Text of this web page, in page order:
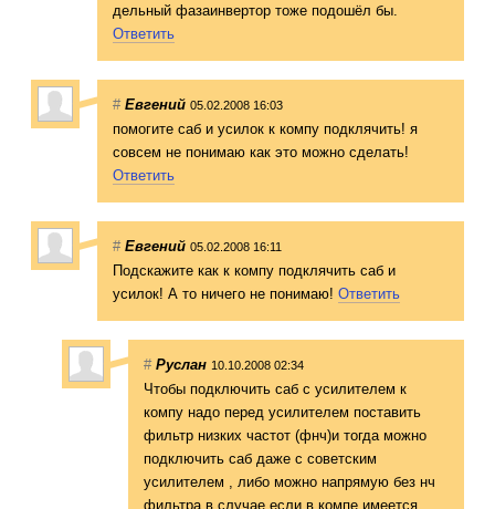
дельный фазаинвертор тоже подошёл бы.
Ответить
# Евгений 05.02.2008 16:03
помогите саб и усилок к компу подклячить! я
совсем не понимаю как это можно сделать!
Ответить
# Евгений 05.02.2008 16:11
Подскажите как к компу подклячить саб и
усилок! А то ничего не понимаю! Ответить
# Руслан 10.10.2008 02:34
Чтобы подключить саб с усилителем к
компу надо перед усилителем поставить
фильтр низких частот (фнч)и тогда можно
подключить саб даже с советским
усилителем , либо можно напрямую без нч
фильтра в случае если в компе имеется